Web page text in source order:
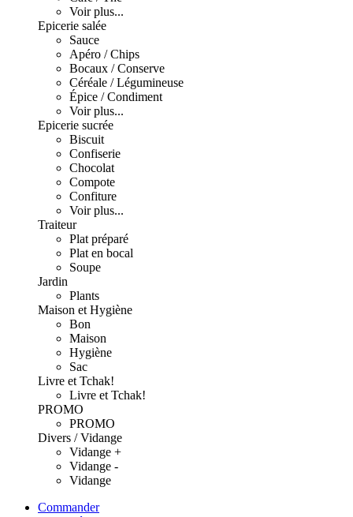
Voir plus...
Epicerie salée
Sauce
Apéro / Chips
Bocaux / Conserve
Céréale / Légumineuse
Épice / Condiment
Voir plus...
Epicerie sucrée
Biscuit
Confiserie
Chocolat
Compote
Confiture
Voir plus...
Traiteur
Plat préparé
Plat en bocal
Soupe
Jardin
Plants
Maison et Hygiène
Bon
Maison
Hygiène
Sac
Livre et Tchak!
Livre et Tchak!
PROMO
PROMO
Divers / Vidange
Vidange +
Vidange -
Vidange
Commander